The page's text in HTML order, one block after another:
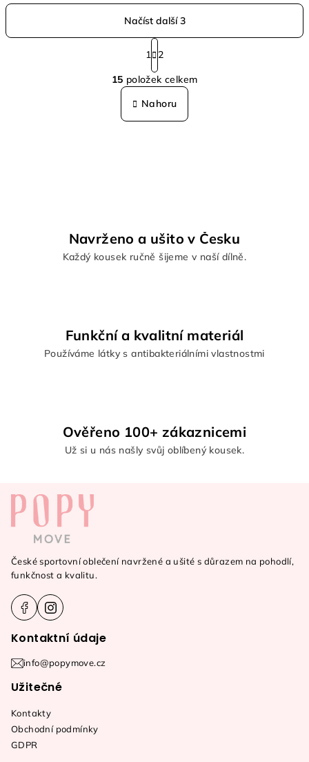
O
v
l
á
v
k
y
s
u
Načíst další 3
S
t
r
á
n
k
o
1
2
15 položek celkem
Nahoru
Navrženo a ušito v Česku
Každý kousek ručně šijeme v naší dílně.
Funkční a kvalitní materiál
Používáme látky s antibakteriálními vlastnostmi
Ověřeno 100+ zákaznicemi
Už si u nás našly svůj oblíbený kousek.
České sportovní oblečení navržené a ušité s důrazem na pohodlí,
funkčnost a kvalitu.
Kontaktní údaje
info@popymove.cz
Užitečné
Kontakty
Obchodní podmínky
GDPR